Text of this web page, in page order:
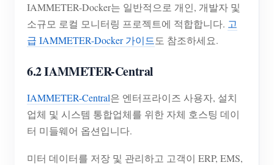
IAMMETER-Docker는 일반적으로 개인, 개발자 및
소규모 로컬 모니터링 프로젝트에 적합합니다. 고
급 IAMMETER-Docker 가이드 도 참조하세요.
6.2 IAMMETER-Central
IAMMETER-Central은 엔터프라이즈 사용자, 설치
업체 및 시스템 통합업체를 위한 자체 호스팅 데이
터 미들웨어 옵션입니다.
미터 데이터를 저장 및 관리하고 고객이 ERP, EMS,